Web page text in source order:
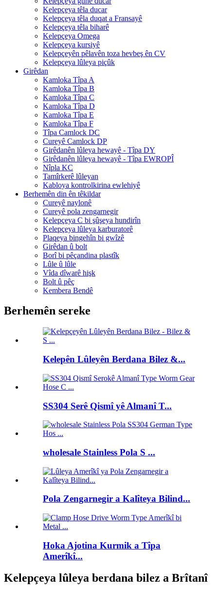
Kelepçeya têla ducar
Kelepçeya têla duqat a Fransayê
Kelepçeya têla biharê
Kelepçeya Omega
Kelepçeya kursiyê
Kelepçeyên pêlavên toza hevbeş ên CV
Kelepçeya lûleya piçûk
Girêdan
Kamloka Tîpa A
Kamloka Tîpa B
Kamloka Tîpa C
Kamloka Tîpa D
Kamloka Tîpa E
Kamloka Tîpa F
Tîpa Camlock DC
Cureyê Camlock DP
Girêdanên lûleya hewayê - Tîpa DY
Girêdanên lûleya hewayê - Tîpa EWROPÎ
Nîpla KC
Tamîrkerê lûleyan
Kabloya kontrolkirina ewlehiyê
Berhemên din ên têkildar
Cureyê naylonê
Cureyê pola zengarnegir
Kelepçeya C bi şûşeya hundirîn
Kelepçeya lûleya karburatorê
Plaqeya bingehîn bi gwîzê
Girêdan û bolt
Borî bi pêçandina plastîk
Lûle û lûle
Vîda dîwarê hişk
Bolt û pêç
Kembera Bendê
Berhemên sereke
Kelepên Lûleyên Berdana Bilez &...
SS304 Serê Qismî yê Almanî T...
wholesale Stainless Pola S ...
Pola Zengarnegir a Kalîteya Bilind...
Hoka Ajotina Kurmik a Tîpa
Amerîkî...
Kelepçeya lûleya berdana bilez a Brîtanî